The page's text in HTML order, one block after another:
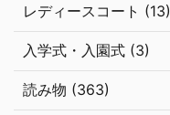
レディースコート (13)
入学式・入園式 (3)
読み物 (363)